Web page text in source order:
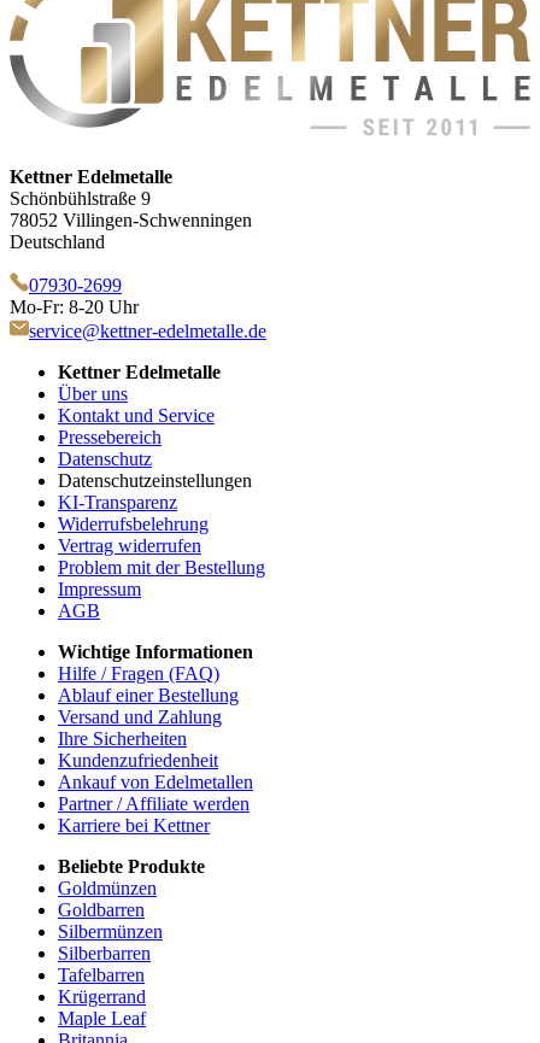
Kettner Edelmetalle
Schönbühlstraße 9
78052 Villingen-Schwenningen
Deutschland
07930-2699
Mo-Fr: 8-20 Uhr
service@kettner-edelmetalle.de
Kettner Edelmetalle
Über uns
Kontakt und Service
Pressebereich
Datenschutz
Datenschutzeinstellungen
KI-Transparenz
Widerrufsbelehrung
Vertrag widerrufen
Problem mit der Bestellung
Impressum
AGB
Wichtige Informationen
Hilfe / Fragen (FAQ)
Ablauf einer Bestellung
Versand und Zahlung
Ihre Sicherheiten
Kundenzufriedenheit
Ankauf von Edelmetallen
Partner / Affiliate werden
Karriere bei Kettner
Beliebte Produkte
Goldmünzen
Goldbarren
Silbermünzen
Silberbarren
Tafelbarren
Krügerrand
Maple Leaf